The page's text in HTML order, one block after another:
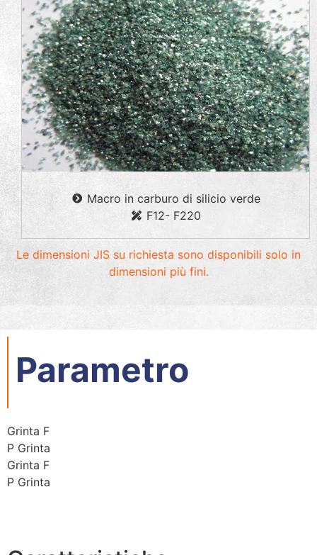
Macro in carburo di silicio verde
F12- F220
Le dimensioni JIS su richiesta sono disponibili solo in
dimensioni più fini.
Parametro
Grinta F
P Grinta
Grinta F
P Grinta